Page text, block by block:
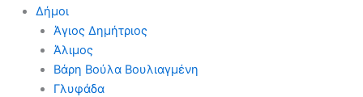
Δήμοι
Άγιος Δημήτριος
Άλιμος
Βάρη Βούλα Βουλιαγμένη
Γλυφάδα